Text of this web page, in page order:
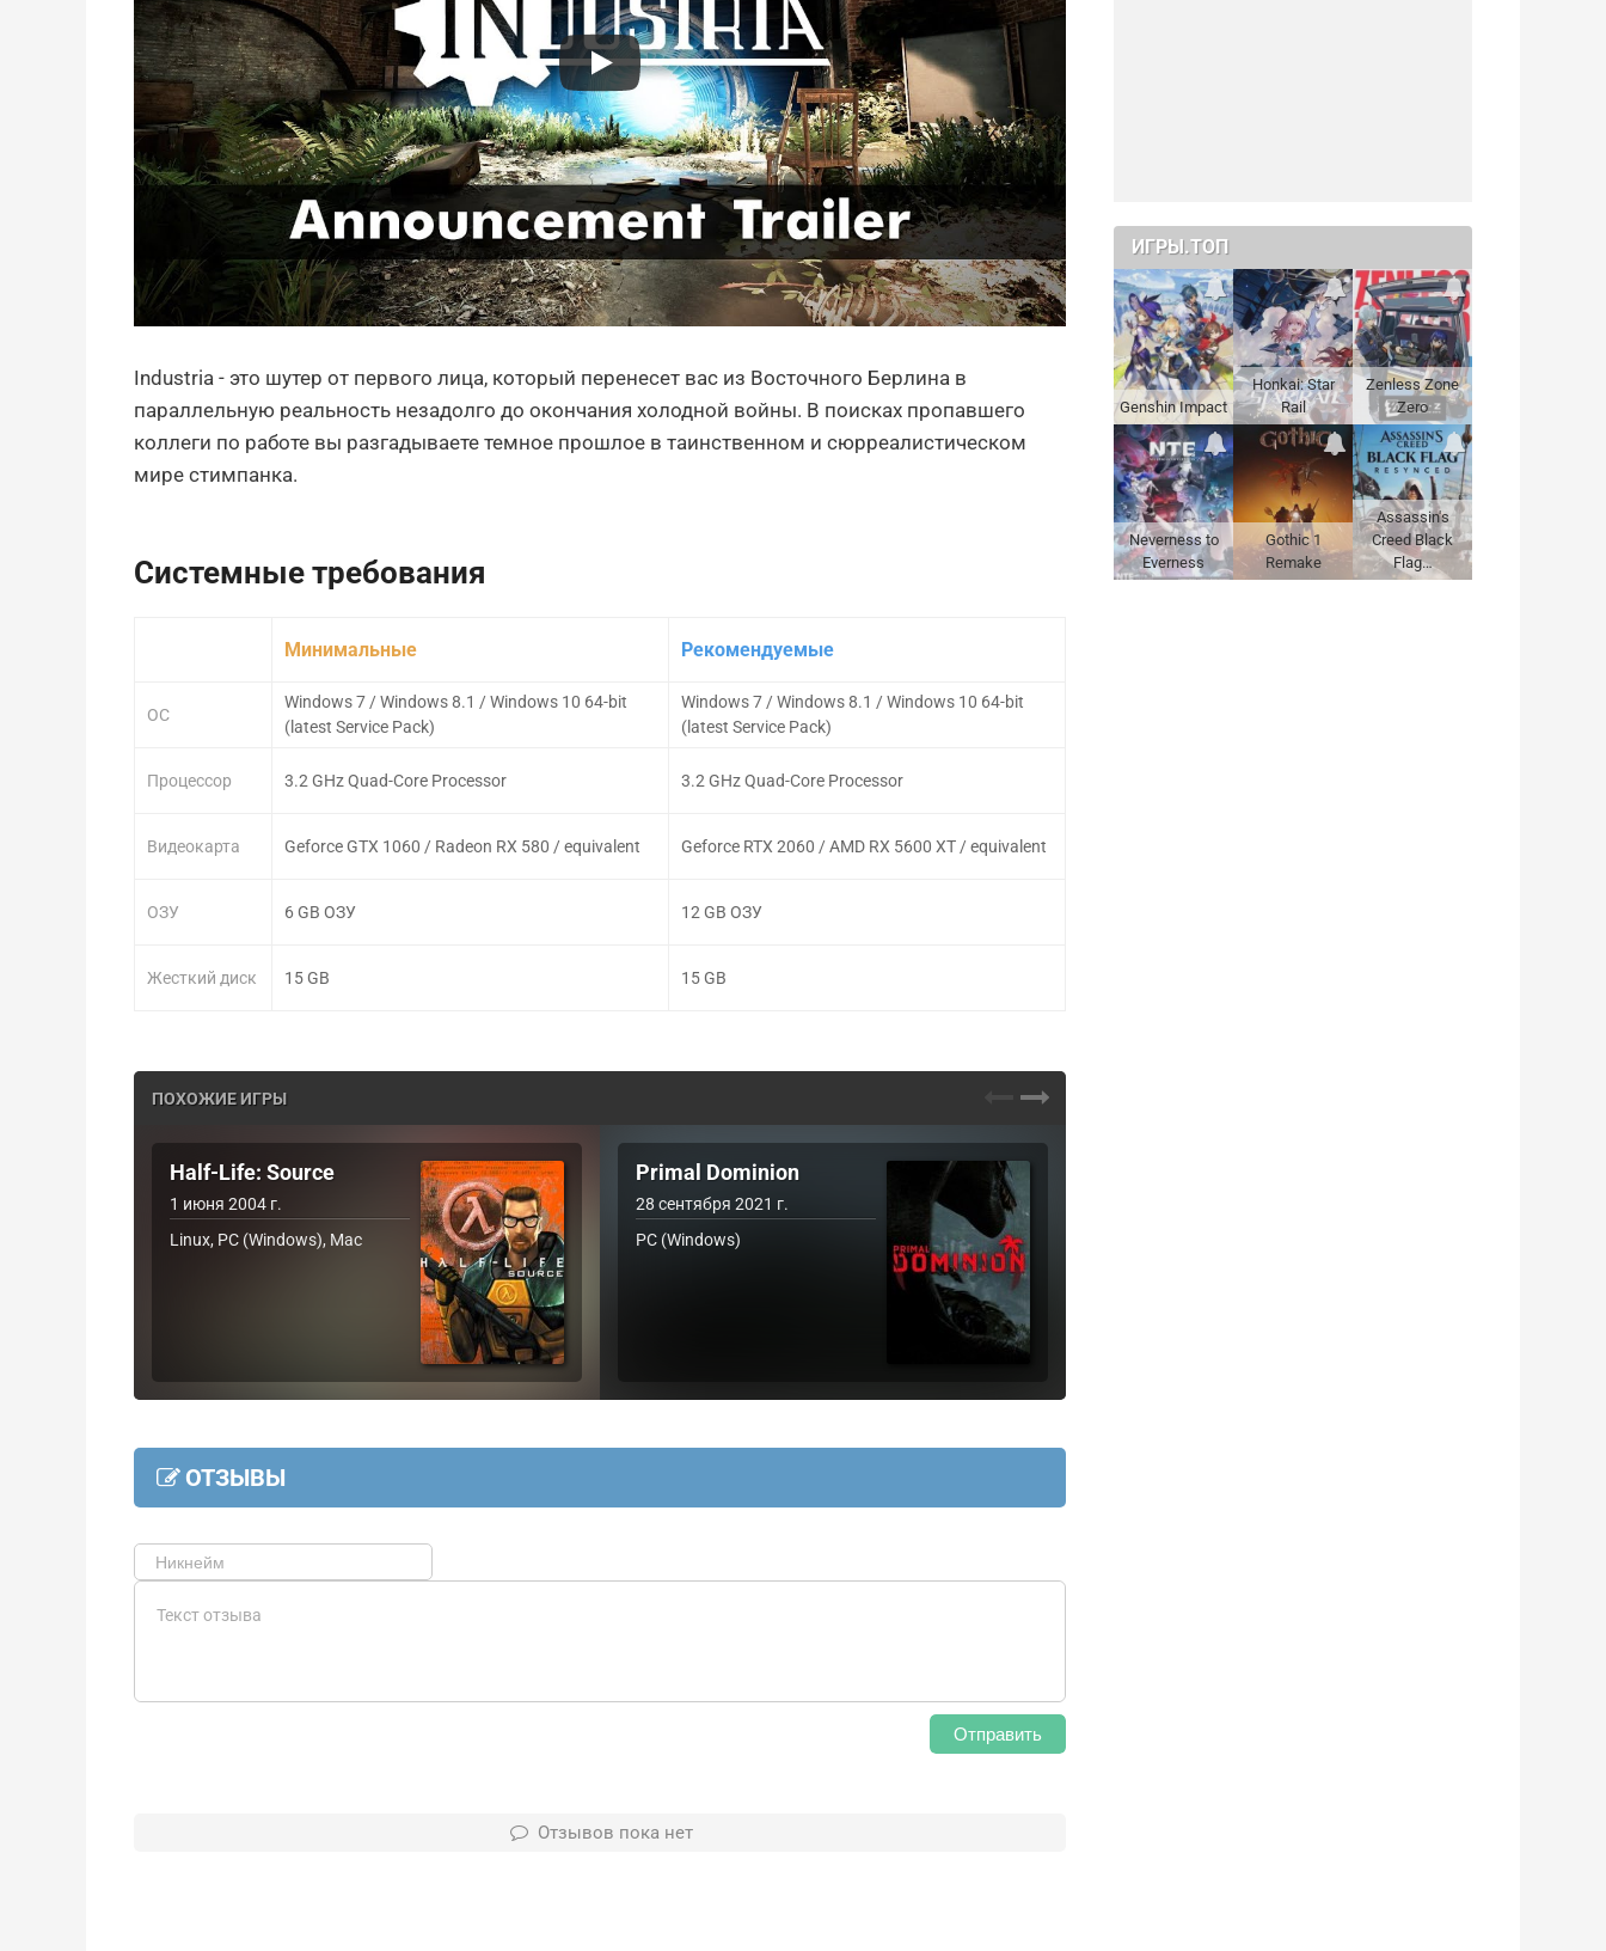
Industria - это шутер от первого лица, который перенесет вас из Восточного Берлина в
параллельную реальность незадолго до окончания холодной войны. В поисках пропавшего
коллеги по работе вы разгадываете темное прошлое в таинственном и сюрреалистическом
мире стимпанка.
Системные требования
ОС
Процессор
Видеокарта
ОЗУ
Жесткий диск
Минимальные
Windows 7 / Windows 8.1 / Windows 10 64-bit
(latest Service Pack)
3.2 GHz Quad-Core Processor
Geforce GTX 1060 / Radeon RX 580 / equivalent
6 GB ОЗУ
15 GB
Рекомендуемые
Windows 7 / Windows 8.1 / Windows 10 64-bit
(latest Service Pack)
3.2 GHz Quad-Core Processor
Geforce RTX 2060 / AMD RX 5600 XT / equivalent
12 GB ОЗУ
15 GB
ПОХОЖИЕ ИГРЫ
Half-Life: Source
1 июня 2004 г.
Linux, PC (Windows), Mac
Primal Dominion
28 сентября 2021 г.
PC (Windows)
ОТЗЫВЫ
Отправить
Отзывов пока нет
ИГРЫ.ТОП
Genshin Impact
Honkai: Star
Rail
Zenless Zone
Zero
Neverness to
Everness
Gothic 1
Remake
Assassin's
Creed Black
Flag…